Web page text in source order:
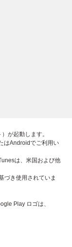
が起動します。
はAndroidでご利用い
は、米国および他
づき使用されていま
Play ロゴは、